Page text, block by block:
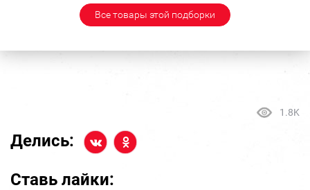
Все товары этой подборки
1.8K
Делись:
Ставь лайки: